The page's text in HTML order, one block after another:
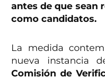
antes de que sean
como candidatos.
La medida
nueva instancia
Comisión de